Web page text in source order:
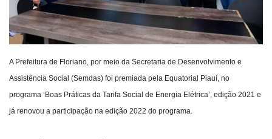
A Prefeitura de Floriano, por meio da Secretaria de Desenvolvimento e
Assistência Social (Semdas) foi premiada pela Equatorial Piauí, no
programa ‘Boas Práticas da Tarifa Social de Energia Elétrica’, edição 2021 e
já renovou a participação na edição 2022 do programa.